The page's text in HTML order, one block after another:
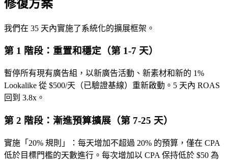
修復方案
我們在 35 天內實施了系統化的擴展框架。
第 1 階段：重置和穩定（第 1-7 天）
暫停所有現有廣告組，以新廣告活動、新素材和新的 1%
Lookalike 從 $500/天（已驗證基線）重新啟動。5 天內 ROAS
回到 3.8x。
第 2 階段：漸進預算擴展（第 7-25 天）
實施「20% 規則」：每天增加不超過 20% 的預算，僅在 CPA
低於目標門檻的天數進行。每次增加以 CPA 保持低於 $50 為